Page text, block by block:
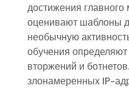
достижения
оценивают шаблоны
необычную
обучения
вторжений и
злонамеренных IP-